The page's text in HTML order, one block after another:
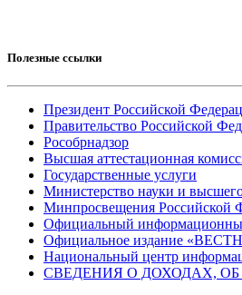
Полезные ссылки
Президент Российской
Правительство Российской
Рособрнадзор
Высшая аттестационная
Государственные услуги
Министерство науки и
Минпросвещения Российской
Официальный
Официальное издание
Национальный центр
СВЕДЕНИЯ О ДОХОДАХ,